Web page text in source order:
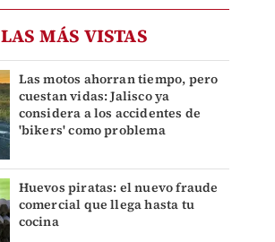
LAS MÁS VISTAS
Las motos ahorran tiempo, pero
cuestan vidas: Jalisco ya
considera a los accidentes de
'bikers' como problema
Huevos piratas: el nuevo fraude
comercial que llega hasta tu
cocina